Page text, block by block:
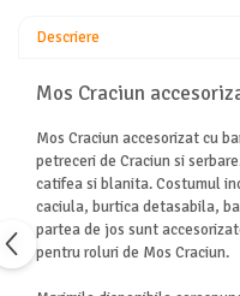
Descriere
Mos Craciun
Mos Craciun accesorizat cu
petreceri de Craciun si
catifea si blanita. Costumul
caciula, burtica detasabila,
partea de jos sunt
pentru roluri de Mos Craciun.